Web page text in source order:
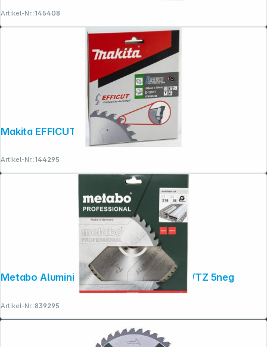
Artikel-Nr.:145408
Makita EFFICUT Sägeb.165x20x24Z
Artikel-Nr.:144295
Metabo AluminiumCutProf 216x30 5 8FZ/TZ 5neg
Artikel-Nr.:839295